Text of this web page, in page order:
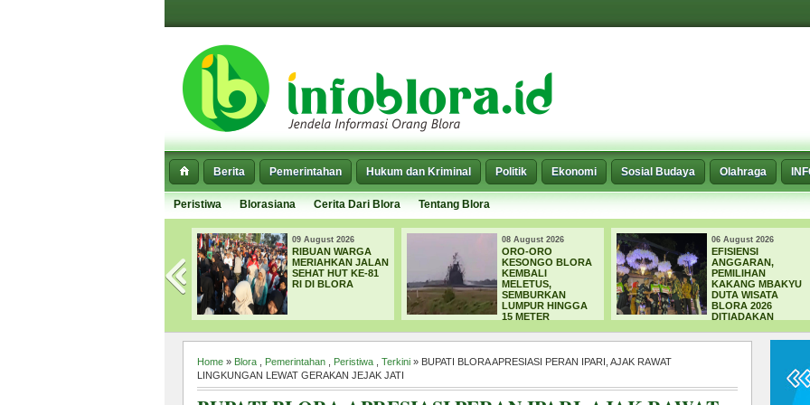
Berita Pemerintahan Hukum dan Kriminal Politik Ekonomi Sosial Budaya Olahraga
Peristiwa Blorasiana Cerita Dari Blora Tentang Blora
09 August 2026
RIBUAN WARGA
MERIAHKAN JALAN
SEHAT HUT KE-81
RI DI BLORA
08 August 2026
ORO-ORO
KESONGO BLORA
KEMBALI
MELETUS,
SEMBURKAN
LUMPUR HINGGA
06 August 2026
ANGGARAN,
KAKANG MBAKYU
DUTA WISATA
BLORA 2026
DITIADAKAN
06 August
DI
DPUPR
SEDIMEN
Home » Blora Pemerintahan Peristiwa Terkini » BUPATI BLORA APRESIASI PERAN IPARI, AJAK RAWAT
LINGKUNGAN LEWAT GERAKAN JEJAK JATI